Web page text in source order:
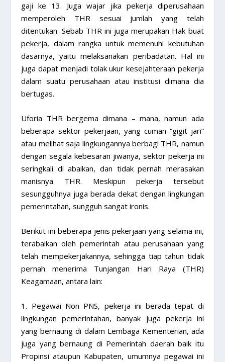
gaji ke 13. Juga wajar jika pekerja diperusahaan
memperoleh THR sesuai jumlah yang telah
ditentukan. Sebab THR ini juga merupakan Hak buat
pekerja, dalam rangka untuk memenuhi kebutuhan
dasarnya, yaitu melaksanakan peribadatan. Hal ini
juga dapat menjadi tolak ukur kesejahteraan pekerja
dalam suatu perusahaan atau institusi dimana dia
bertugas.
Uforia THR bergema dimana – mana, namun ada
beberapa sektor pekerjaan, yang cuman “gigit jari”
atau melihat saja lingkungannya berbagi THR, namun
dengan segala kebesaran jiwanya, sektor pekerja ini
seringkali di abaikan, dan tidak pernah merasakan
manisnya THR. Meskipun pekerja tersebut
sesungguhnya juga berada dekat dengan lingkungan
pemerintahan, sungguh sangat ironis.
Berikut ini beberapa jenis pekerjaan yang selama ini,
terabaikan oleh pemerintah atau perusahaan yang
telah mempekerjakannya, sehingga tiap tahun tidak
pernah menerima Tunjangan Hari Raya (THR)
Keagamaan, antara lain:
1. Pegawai Non PNS, pekerja ini berada tepat di
lingkungan pemerintahan, banyak juga pekerja ini
yang bernaung di dalam Lembaga Kementerian, ada
juga yang bernaung di Pemerintah daerah baik itu
Propinsi ataupun Kabupaten, umumnya pegawai ini